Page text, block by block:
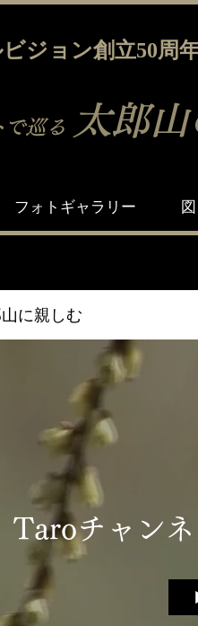
ジョン創立50周
で巡る 太郎
フォトギャラリー
に親しむ
Taroチャン